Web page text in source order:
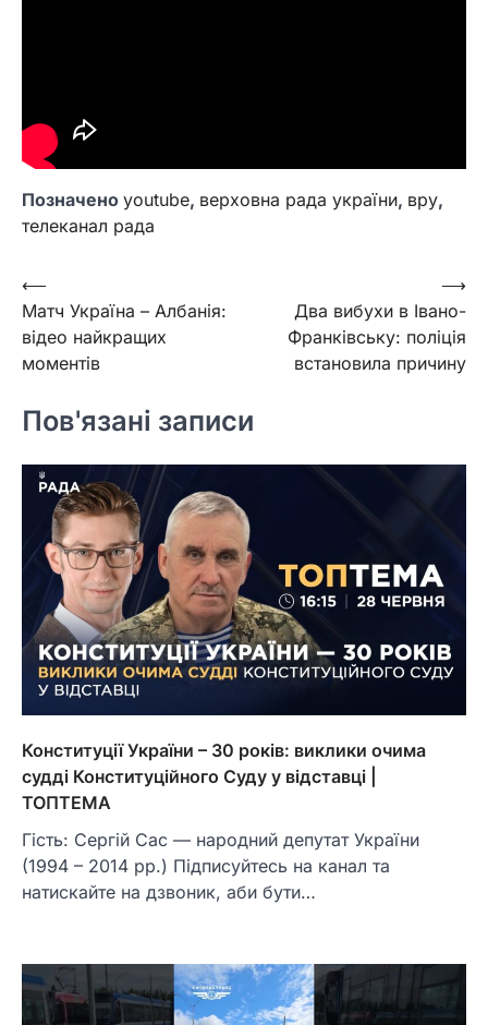
Позначено youtube, верховна рада україни, вру,
телеканал рада
Навігація
записів
⟵
Матч Україна – Албанія:
відео найкращих
моментів
Два вибухи в Івано-
Франківську: поліція
встановила причину
⟶
Пов'язані записи
Конституції України – 30 років: виклики очима
судді Конституційного Суду у відставці |
ТОПТЕМА
Гість: Сергій Сас — народний депутат України
(1994 – 2014 рр.) Підписуйтесь на канал та
натискайте на дзвоник, аби бути…